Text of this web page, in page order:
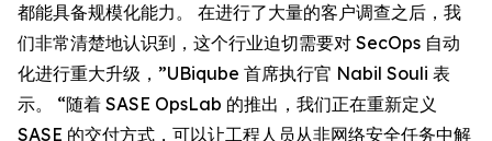
都能具备规模化能力。 在进行了大量的客户调查之后，我
们非常清楚地认识到，这个行业迫切需要对 SecOps 自动
化进行重大升级，”UBiqube 首席执行官 Nabil Souli 表
示。 “随着 SASE OpsLab 的推出，我们正在重新定义
SASE 的交付方式，可以让工程人员从非网络安全任务中解